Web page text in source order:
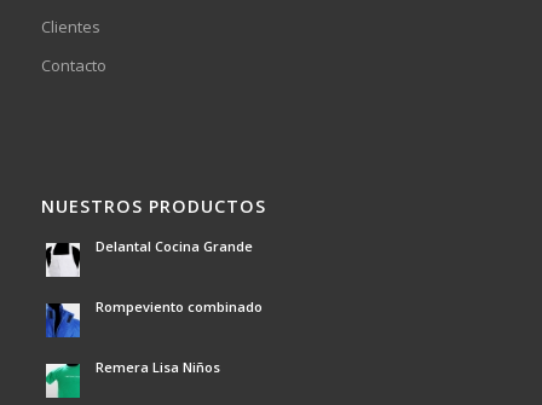
Clientes
Contacto
NUESTROS PRODUCTOS
Delantal Cocina Grande
Rompeviento combinado
Remera Lisa Niños